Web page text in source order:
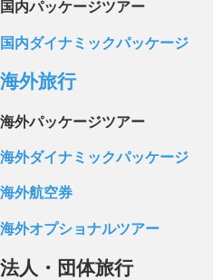
国内パッケージツアー
国内ダイナミックパッケージ
海外旅行
海外パッケージツアー
海外ダイナミックパッケージ
海外航空券
海外オプショナルツアー
法人・団体旅行